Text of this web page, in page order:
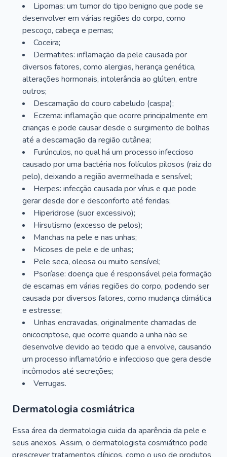
Lipomas: um tumor do tipo benigno que pode se
desenvolver em várias regiões do corpo, como
pescoço, cabeça e pernas;
Coceira;
Dermatites: inflamação da pele causada por
diversos fatores, como alergias, herança genética,
alterações hormonais, intolerância ao glúten, entre
outros;
Descamação do couro cabeludo (caspa);
Eczema: inflamação que ocorre principalmente em
crianças e pode causar desde o surgimento de bolhas
até a descamação da região cutânea;
Furúnculos, no qual há um processo infeccioso
causado por uma bactéria nos folículos pilosos (raiz do
pelo), deixando a região avermelhada e sensível;
Herpes: infecção causada por vírus e que pode
gerar desde dor e desconforto até feridas;
Hiperidrose (suor excessivo);
Hirsutismo (excesso de pelos);
Manchas na pele e nas unhas;
Micoses de pele e de unhas;
Pele seca, oleosa ou muito sensível;
Psoríase: doença que é responsável pela formação
de escamas em várias regiões do corpo, podendo ser
causada por diversos fatores, como mudança climática
e estresse;
Unhas encravadas, originalmente chamadas de
onicocriptose, que ocorre quando a unha não se
desenvolve devido ao tecido que a envolve, causando
um processo inflamatório e infeccioso que gera desde
incômodos até secreções;
Verrugas.
Dermatologia cosmiátrica
Essa área da dermatologia cuida da aparência da pele e
seus anexos. Assim, o dermatologista cosmiátrico pode